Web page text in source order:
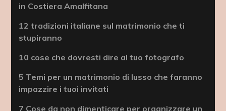
in Costiera Amalfitana
12 tradizioni italiane sul matrimonio che ti
stupiranno
10 cose che dovresti dire al tuo fotografo
5 Temi per un matrimonio di lusso che faranno
impazzire i tuoi invitati
7 Cose da non dimenticare per organizzare un